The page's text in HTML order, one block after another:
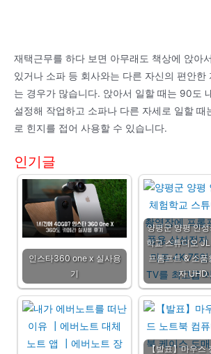
재택근무를 하다 보면 아무래도 책상에 앉아
있거나 소파 등 회사와는 다른 자신의 편안한
는 경우가 많습니다. 앉아서 일할 때는 90도
설정해 작업하고 소파나 다른 자세로 일할 때
로 힌지를 접어 사용할 수 있습니다.
인기글
인스타360 one x 실사용
기
양평군 양평 인
학교 스튜디오
프롬프트 & 소품
자
【발표】마우스